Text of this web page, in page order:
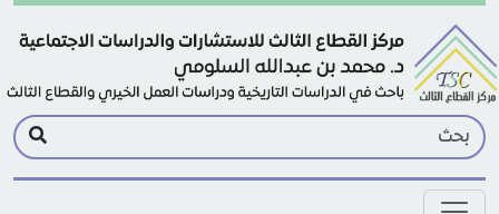
Skip to main content